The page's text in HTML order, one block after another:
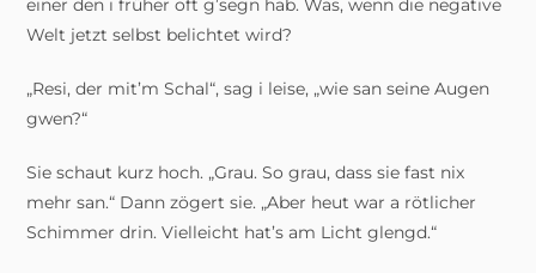
einer den i früher oft g’segn hab. Was, wenn die negative
Welt jetzt selbst belichtet wird?
„Resi, der mit’m Schal“, sag i leise, „wie san seine Augen
gwen?“
Sie schaut kurz hoch. „Grau. So grau, dass sie fast nix
mehr san.“ Dann zögert sie. „Aber heut war a rötlicher
Schimmer drin. Vielleicht hat’s am Licht glengd.“